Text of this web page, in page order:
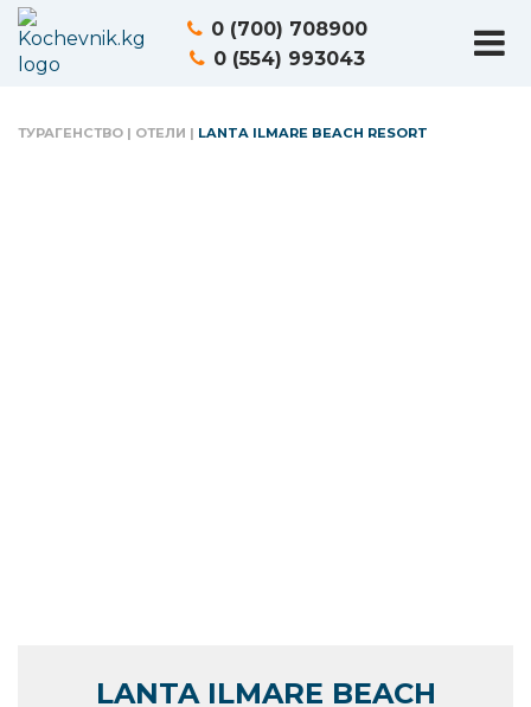
0 (700) 708900
0 (554) 993043
ТУРАГЕНСТВО | ОТЕЛИ | LANTA ILMARE BEACH RESORT
LANTA ILMARE BEACH